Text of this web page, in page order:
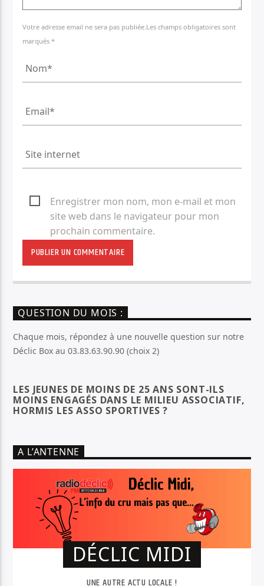
Votre adresse email ne sera pas publiée.Les champs obligatoires sont
marqués *
Enregistrer mon nom, mon e-mail et mon
site web dans le navigateur pour mon
prochain commentaire.
QUESTION DU MOIS :
Chaque mois, répondez à une nouvelle question sur notre
Déclic Box au 03.83.63.90.90 (choix 2)
LES JEUNES DE MOINS DE 25 ANS SONT-ILS
MOINS ENGAGÉS DANS LE MILIEU ASSOCIATIF,
HORMIS LES ASSO SPORTIVES ?
A L’ANTENNE
DÉCLIC MIDI
UNE AUTRE ACTU LOCALE !